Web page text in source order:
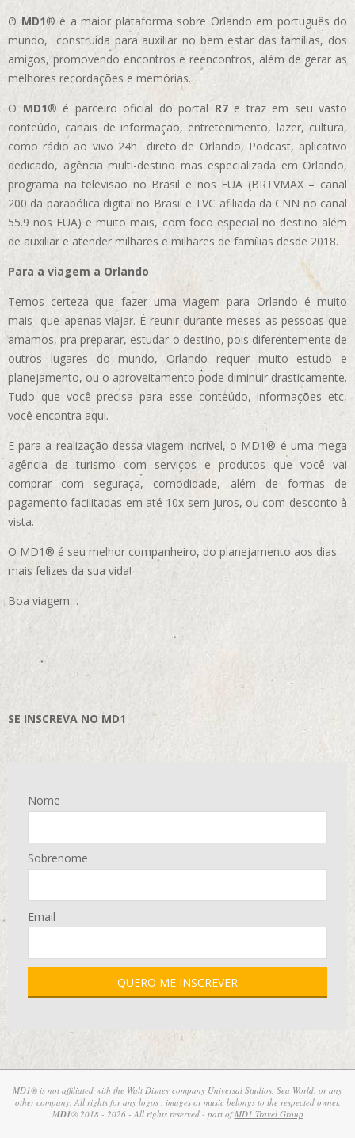
O MD1® é a maior plataforma sobre Orlando em português do
mundo, construída para auxiliar no bem estar das famílias, dos
amigos, promovendo encontros e reencontros, além de gerar as
melhores recordações e memórias.
OMD1® é parceiro oficial do portal R7e traz em seu vasto
conteúdo, canais de informação, entretenimento, lazer, cultura,
como rádio ao vivo 24h direto de Orlando, Podcast, aplicativo
dedicado, agência multi-destino mas especializada em Orlando,
programa na televisão no Brasil e nos EUA (BRTVMAX – canal
200 da parabólica digital no Brasil e TVC afiliada da CNN no canal
55.9 nos EUA) e muito mais, com foco especial no destino além
de auxiliar e atender milhares e milhares de famílias desde 2018.
Para a viagem a Orlando
Temos certeza que fazer uma viagem para Orlando é muito
mais que apenas viajar. É reunir durante meses as pessoas que
amamos, pra preparar, estudar o destino, pois diferentemente de
outros lugares do mundo, Orlando requer muito estudo e
planejamento, ou o aproveitamento pode diminuir drasticamente.
Tudo que você precisa para esse conteúdo, informações etc,
você encontra aqui.
E para a realização dessa viagem incrível, o MD1® é uma mega
agência de turismo com serviços e produtos que você vai
comprar com seguraça, comodidade, além de formas de
pagamento facilitadas em até 10x sem juros, ou com desconto à
vista.
O MD1® é seu melhor companheiro, do planejamento aos dias
mais felizes da sua vida!
Boa viagem…
SE INSCREVA NO MD1
Nome
Sobrenome
Email
MD1® is not affiliated with the Walt Disney company Universal Studios, Sea World, or any
other company. All rights for any logos , images or music belongs to the respected owner.
MD1® 2018 - 2026 - All rights reserved - part ofMD1 Travel Group